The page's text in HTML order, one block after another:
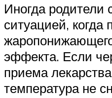
Иногда родители
ситуацией, когда
эффекта. Если
приема
температура не